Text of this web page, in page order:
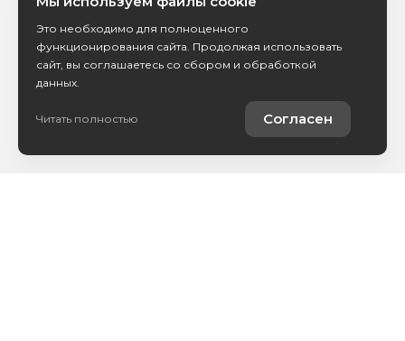
Это необходимо для полноценного
функционирования сайта. Продолжая использовать
сайт, вы соглашаетесь со сбором и обработкой
данных.
Читать полностью Согласен